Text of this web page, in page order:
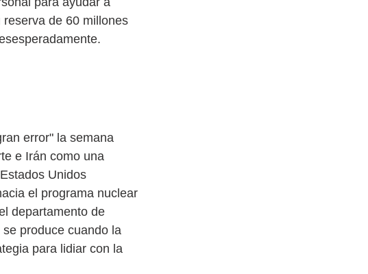
de 60 millones
error" la semana
e Irán como una
Unidos
el programa nuclear
departamento de
produce cuando la
para lidiar con la